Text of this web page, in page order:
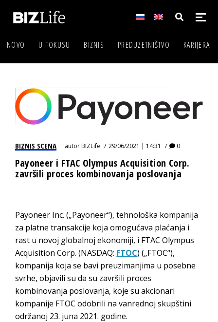
NOVO U FOKUSU BIZNIS PREDUZETNIŠTVO KARIJERA
BIZNIS SCENA autorBIZLife 29/06/2021 | 14:31 0
Payoneer i FTAC Olympus Acquisition Corp.
završili proces kombinovanja poslovanja
Payoneer Inc. („Payoneer“), tehnološka kompanija
za platne transakcije koja omogućava plaćanja i
rast u novoj globalnoj ekonomiji, i FTAC Olympus
Acquisition Corp. (NASDAQ: FTOC) („FTOC“),
kompanija koja se bavi preuzimanjima u posebne
svrhe, objavili su da su završili proces
kombinovanja poslovanja, koje su akcionari
kompanije FTOC odobrili na vanrednoj skupštini
održanoj 23. juna 2021. godine.